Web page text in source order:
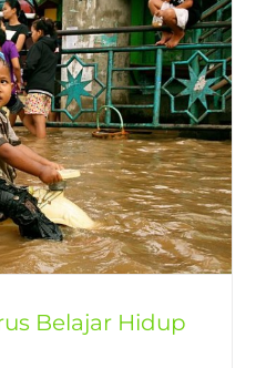
Belajar Hidup